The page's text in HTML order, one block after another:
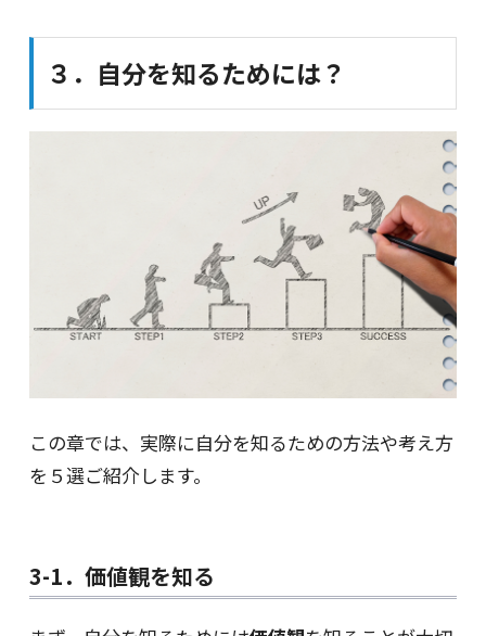
３．自分を知るためには？
この章では、実際に自分を知るための方法や考え方
を５選ご紹介します。
3-1．価値観を知る